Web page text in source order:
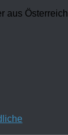
aus Österreich